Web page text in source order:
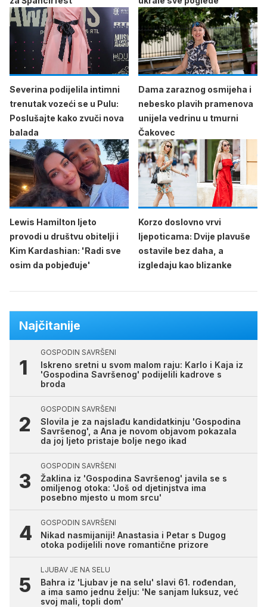
Severina podijelila intimni
trenutak vozeći se u Pulu:
Poslušajte kako zvuči nova
balada
Dama zaraznog osmijeha i
nebesko plavih pramenova
unijela vedrinu u tmurni
Čakovec
Lewis Hamilton ljeto
provodi u društvu obitelji i
Kim Kardashian: 'Radi sve
osim da pobjeđuje'
Korzo doslovno vrvi
ljepoticama: Dvije plavuše
ostavile bez daha, a
izgledaju kao blizanke
Najčitanije
GOSPODIN SAVRŠENI
Iskreno sretni u svom malom raju: Karlo i Kaja iz
'Gospodina Savršenog' podijelili kadrove s
broda
GOSPODIN SAVRŠENI
Slovila je za najslađu kandidatkinju 'Gospodina
Savršenog', a Ana je novom objavom pokazala
da joj ljeto pristaje bolje nego ikad
GOSPODIN SAVRŠENI
Žaklina iz 'Gospodina Savršenog' javila se s
omiljenog otoka: 'Još od djetinjstva ima
posebno mjesto u mom srcu'
GOSPODIN SAVRŠENI
Nikad nasmijaniji! Anastasia i Petar s Dugog
otoka podijelili nove romantične prizore
LJUBAV JE NA SELU
Bahra iz 'Ljubav je na selu' slavi 61. rođendan,
a ima samo jednu želju: 'Ne sanjam luksuz, već
svoj mali, topli dom'